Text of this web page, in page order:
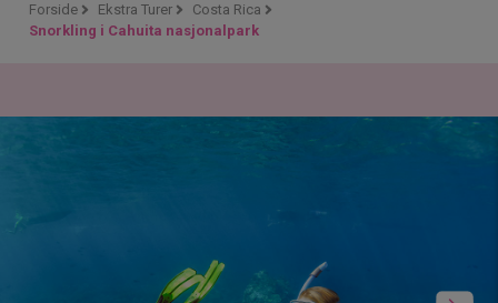
Forside Ekstra Turer
Costa Rica
Snorkling i Cahuita nasjonalpark